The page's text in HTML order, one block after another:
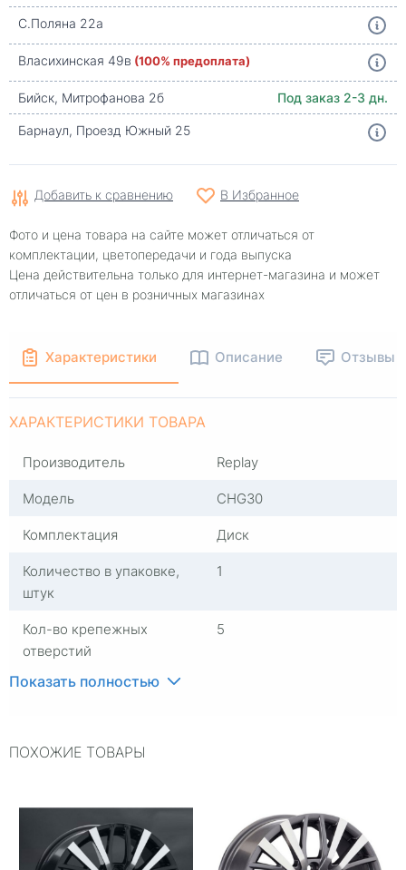
С.Поляна 22а
Власихинская 49в (100% предоплата)
Бийск, Митрофанова 2б
Под заказ 2-3 дн.
Барнаул, Проезд Южный 25
Добавить к сравнению В Избранное
Фото и цена товара на сайте может отличаться от
комплектации, цветопередачи и года выпуска
Цена действительна только для интернет-магазина и может
отличаться от цен в розничных магазинах
Характеристики Описание Отзывы
ХАРАКТЕРИСТИКИ ТОВАРА
Производитель
Replay
Модель
CHG30
Комплектация
Диск
Количество в упаковке,
штук
1
Кол-во крепежных
отверстий
5
Группа
Диаметр расположения
Сверловка
5*114,3
Показать полностью
ПОХОЖИЕ ТОВАРЫ